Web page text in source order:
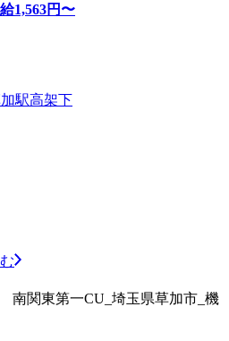
1,563円〜
駅高架下
関東第一CU_埼玉県草加市_機